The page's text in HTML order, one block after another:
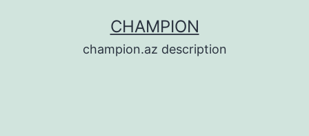
содержимому
CHAMPION
champion.az description